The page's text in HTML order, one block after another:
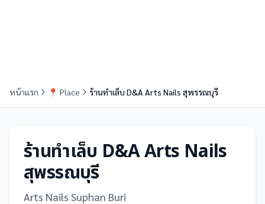
หน้าแรก 📍 Place ร้านทำเล็บ D&A Arts Nails สุพรรณบุรี
ร้านทำเล็บ D&A Arts Nails
สุพรรณบุรี
Arts Nails Suphan Buri